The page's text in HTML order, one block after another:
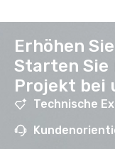
Erhöhen
Starten Sie
Projekt bei
Technische